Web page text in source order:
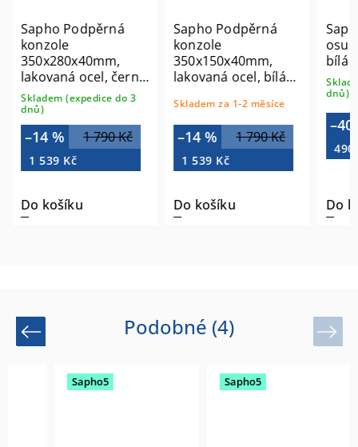
Sapho Podpěrná
konzole
350x280x40mm,
lakovaná ocel, černá
mat, 1 ks 30375
Skladem (expedice do 3
dnů)
1 790 Kč
–14 %
1 539 Kč
Do košíku
Sapho Podpěrná
konzole
350x150x40mm,
lakovaná ocel, bílá
Skladem za 1-2 měsíce
1 790 Kč
–14 %
1 539 Kč
Do košíku
bílá
dnů)
–40
490
Do
Podobné (4)
Previous
Sapho5 Sapho5
Next